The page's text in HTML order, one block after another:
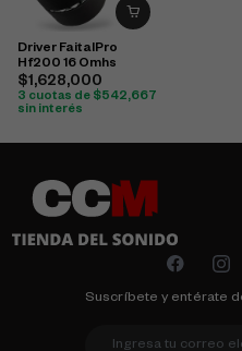
Driver FaitalPro
Hf200 16 Omhs
$1,628,000
3 cuotas de $542,667
sin interés
Suscríbete y entérate